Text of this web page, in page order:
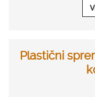
Plastični